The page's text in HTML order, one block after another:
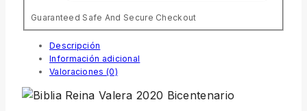
Guaranteed Safe And Secure Checkout
Descripción
Información adicional
Valoraciones (0)